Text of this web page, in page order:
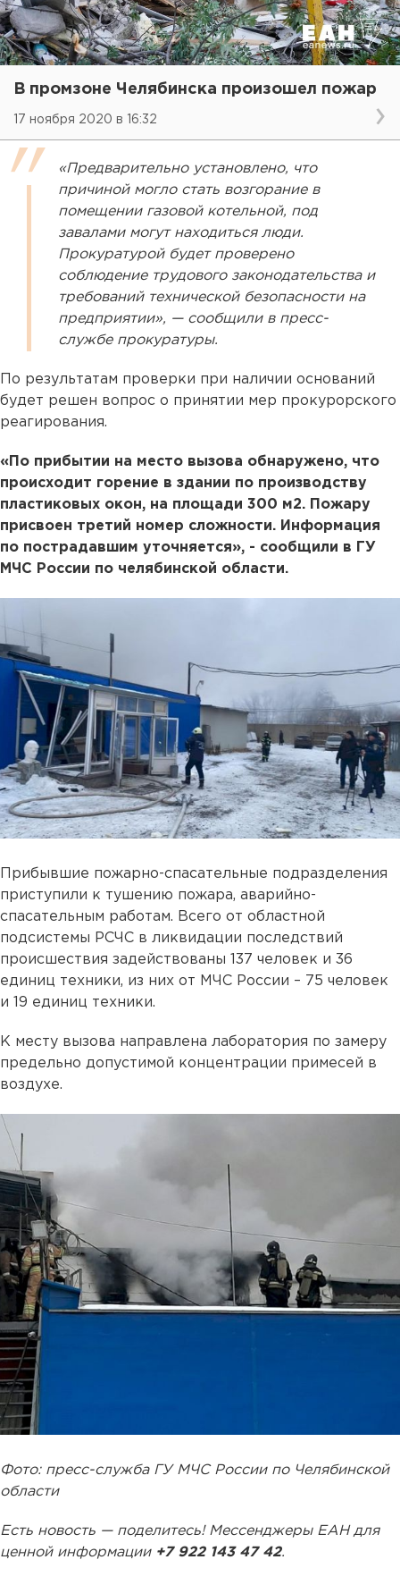
В промзоне Челябинска произошел пожар
17 ноября 2020 в 16:32
«Предварительно установлено, что
причиной могло стать возгорание в
помещении газовой котельной, под
завалами могут находиться люди.
Прокуратурой будет проверено
соблюдение трудового законодательства и
требований технической безопасности на
предприятии», — сообщили в пресс-
службе прокуратуры.
По результатам проверки при наличии оснований
будет решен вопрос о принятии мер прокурорского
реагирования.
«По прибытии на место вызова обнаружено, что
происходит горение в здании по производству
пластиковых окон, на площади 300 м2. Пожару
присвоен третий номер сложности. Информация
по пострадавшим уточняется», - сообщили в ГУ
МЧС России по челябинской области.
Прибывшие пожарно-спасательные подразделения
приступили к тушению пожара, аварийно-
спасательным работам. Всего от областной
подсистемы РСЧС в ликвидации последствий
происшествия задействованы 137 человек и 36
единиц техники, из них от МЧС России – 75 человек
и 19 единиц техники.
К месту вызова направлена лаборатория по замеру
предельно допустимой концентрации примесей в
воздухе.
Фото: пресс-служба ГУ МЧС России по Челябинской
области
Есть новость — поделитесь! Мессенджеры ЕАН для
ценной информации +7 922 143 47 42.